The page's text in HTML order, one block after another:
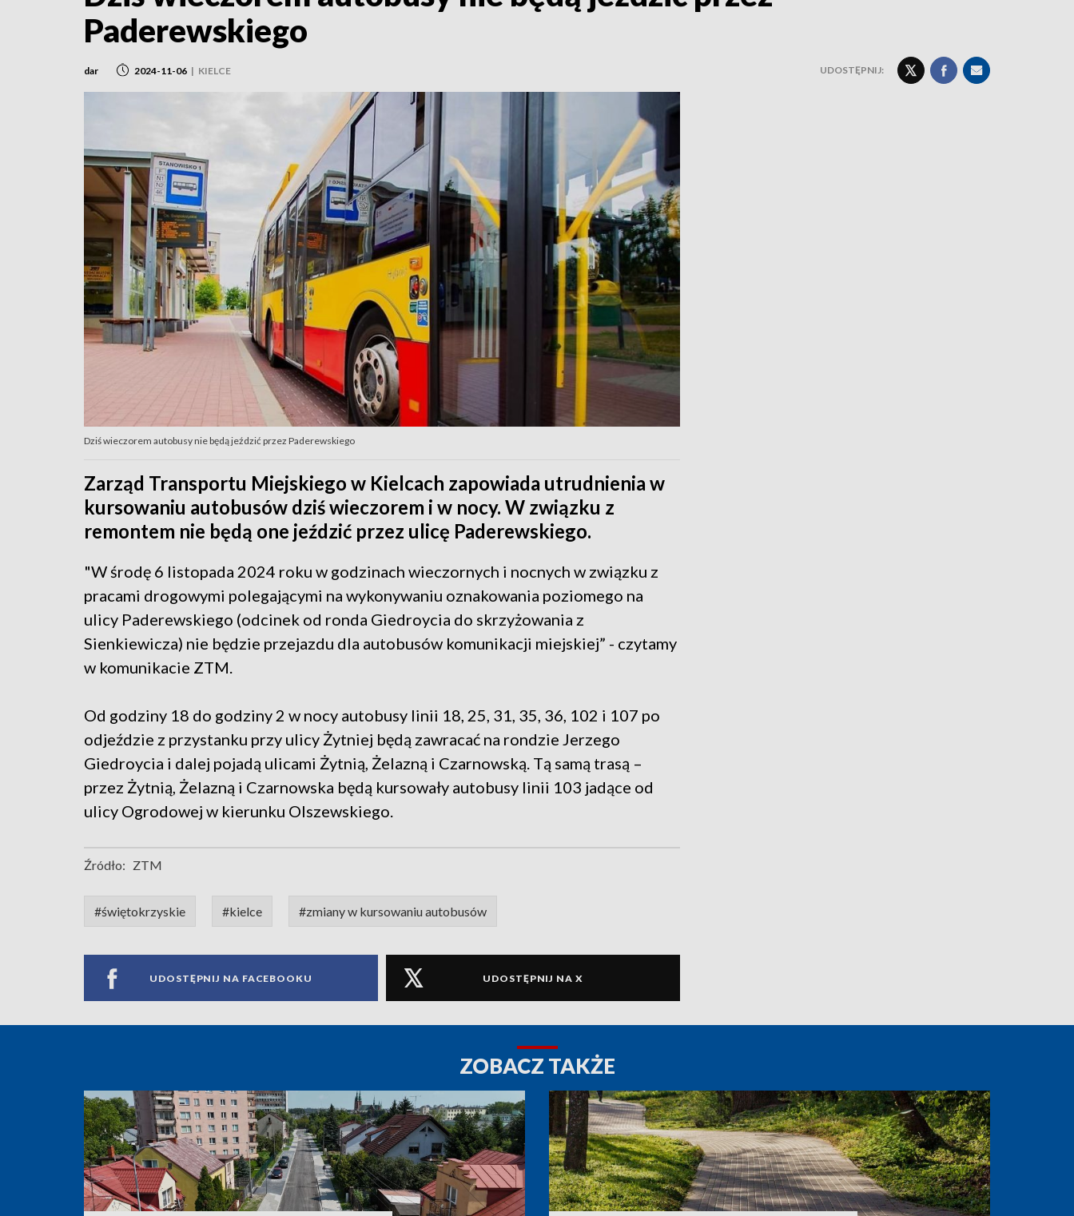
Paderewskiego
dar 2024-11-06 | KIELCE UDOSTĘPNIJ:
Dziś wieczorem autobusy nie będą jeździć przez Paderewskiego
Zarząd Transportu Miejskiego w Kielcach zapowiada utrudnienia w
kursowaniu autobusów dziś wieczorem i w nocy. W związku z
remontem nie będą one jeździć przez ulicę Paderewskiego.
"W środę 6 listopada 2024 roku w godzinach wieczornych i nocnych w związku z
pracami drogowymi polegającymi na wykonywaniu oznakowania poziomego na
ulicy Paderewskiego (odcinek od ronda Giedroycia do skrzyżowania z
Sienkiewicza) nie będzie przejazdu dla autobusów komunikacji miejskiej” - czytamy
w komunikacie ZTM.
Od godziny 18 do godziny 2 w nocy autobusy linii 18, 25, 31, 35, 36, 102 i 107 po
odjeździe z przystanku przy ulicy Żytniej będą zawracać na rondzie Jerzego
Giedroycia i dalej pojadą ulicami Żytnią, Żelazną i Czarnowską. Tą samą trasą –
przez Żytnią, Żelazną i Czarnowska będą kursowały autobusy linii 103 jadące od
ulicy Ogrodowej w kierunku Olszewskiego.
Źródło: ZTM
#świętokrzyskie #kielce #zmiany w kursowaniu autobusów
UDOSTĘPNIJ NA FACEBOOKU UDOSTĘPNIJ NA X
ZOBACZ TAKŻE